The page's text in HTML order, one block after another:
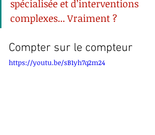
spécialisée et d’interventions
complexes... Vraiment ?
Compter sur le compteur
https://youtu.be/sB1yh7q2m24